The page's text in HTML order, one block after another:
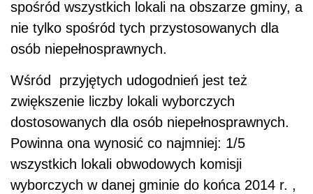
spośród wszystkich lokali na obszarze gminy, a
nie tylko spośród tych przystosowanych dla
osób niepełnosprawnych.
Wśród przyjętych udogodnień jest też
zwiększenie liczby lokali wyborczych
dostosowanych dla osób niepełnosprawnych.
Powinna ona wynosić co najmniej: 1/5
wszystkich lokali obwodowych komisji
wyborczych w danej gminie do końca 2014 r. ,